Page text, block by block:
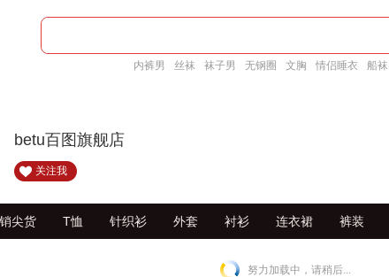
内裤男 丝袜 袜子男 无钢圈 文胸 情侣睡衣 船袜
betu百图旗舰店
关注我
尖货 T恤 针织衫 外套 衬衫 连衣裙 裤装
努力加载中，请稍后...